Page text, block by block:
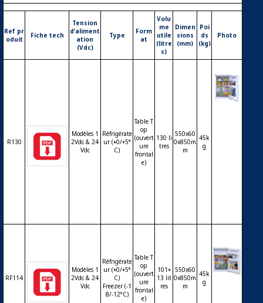
Ref pr
oduit
Fiche tech
Tension
d’aliment
ation
(Vdc)
Type
Form
at
Volu
me
utile
(litre
s)
Dimen
sions
(mm)
Poi
ds
(kg)
Photo
R130
Modèles 1
2Vdc & 24
Vdc
Réfrigérate
ur (+0/+5°
C)
Table T
op
(ouvert
ure
frontal
e)
130 li
tres
550x60
0x850m
m
45k
g
RF114
Modèles 1
2Vdc & 24
Vdc
Réfrigérate
ur (+0/+5°
C)
Freezer (-1
8/-12°C)
Table T
op
(ouvert
ure
frontal
e)
101+
13 lit
res
550x60
0x850m
m
45k
g